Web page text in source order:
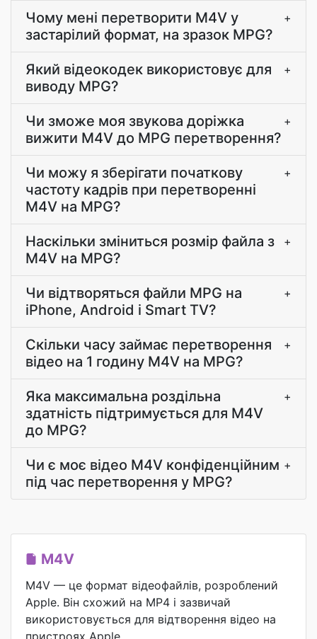
Чому мені перетворити M4V у
застарілий формат, на зразок MPG?
+
Який відеокодек використовує для
виводу MPG?
+
Чи зможе моя звукова доріжка
вижити M4V до MPG перетворення?
+
Чи можу я зберігати початкову
частоту кадрів при перетворенні
M4V на MPG?
+
Наскільки зміниться розмір файла з
M4V на MPG?
+
Чи відтворяться файли MPG на
iPhone, Android і Smart TV?
+
Скільки часу займає перетворення
відео на 1 годину M4V на MPG?
+
Яка максимальна роздільна
здатність підтримується для M4V
до MPG?
+
Чи є моє відео M4V конфіденційним
під час перетворення у MPG?
+
M4V
M4V — це формат відеофайлів, розроблений
Apple. Він схожий на MP4 і зазвичай
використовується для відтворення відео на
пристроях Apple.